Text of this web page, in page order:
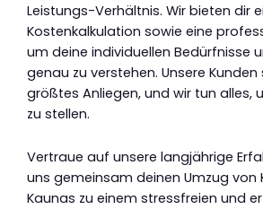
Leistungs-Verhältnis. Wir bieten dir
Kostenkalkulation sowie eine
um deine individuellen Bedürfnisse
genau zu verstehen. Unsere Kunden
größtes Anliegen, und wir tun alles,
zu stellen.
Vertraue auf unsere langjährige
uns gemeinsam deinen Umzug von
Kaunas zu einem stressfreien und